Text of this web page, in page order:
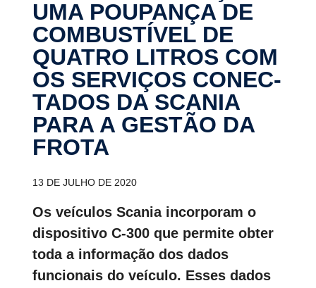
UMA POUPANÇA DE
COMBUS­TÍVEL DE
QUATRO LITROS COM
OS SERVIÇOS CONEC­
TADOS DA SCANIA
PARA A GESTÃO DA
FROTA
13 DE JULHO DE 2020
Os veículos Scania incorporam o
dispositivo C-300 que permite obter
toda a informação dos dados
funcionais do veículo. Esses dados